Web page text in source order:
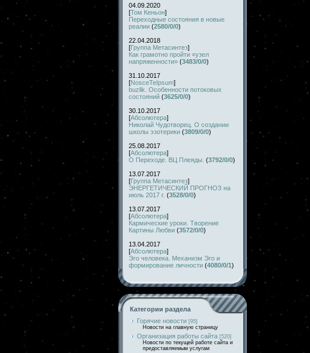
04.09.2020
[Том Кеньон]
Переходные состояния в новые
реалии (2580/0/0)
22.04.2018
[Группа Метасинтез]
Как грамотно пройти «узел
напряженности» (3483/0/0)
31.10.2017
[NosceTeIpsum]
buzlik. Особенности потоковых
состояний (3625/0/0)
30.10.2017
[Абсолютера]
Николай Чудотворец. О создании
школы эзотерики (3809/0/0)
25.08.2017
[Абсолютера]
О Переходе. ВЦ Плеяды. (3792/0/0)
13.07.2017
[Группа Метасинтез]
ЭНЕРГЕТИЧЕСКИЙ ПРОГНОЗ на
июль 2017 г. (3528/0/0)
13.07.2017
[Абсолютера]
Кармические уроки. Творение
Картины Любви (3572/0/0)
13.04.2017
[Абсолютера]
Эго человека. Механизм Эго и
формирование личности (4080/0/1)
Категории раздела
Горячие новости [95]
Новости на главную страницу
Организация работы сайта [520]
Новости по текущей работе сайта и
предоставляемым услугам